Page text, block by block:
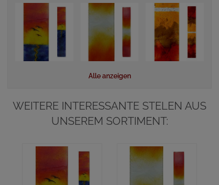
Alle anzeigen
WEITERE INTERESSANTE STELEN AUS
UNSEREM SORTIMENT: